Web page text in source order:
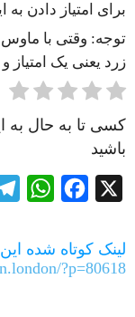
برای امتیاز دادن
توجه: وقتی با
زرد یعنی یک امتیاز
کسی تا به حال به
باشید
X
Facebook
لینک کوتاه شده
?p=80618